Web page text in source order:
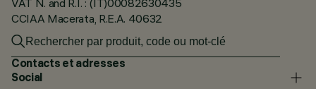
CCIAA Macerata, R.E.A. 40632
Contacts et adresses
Social